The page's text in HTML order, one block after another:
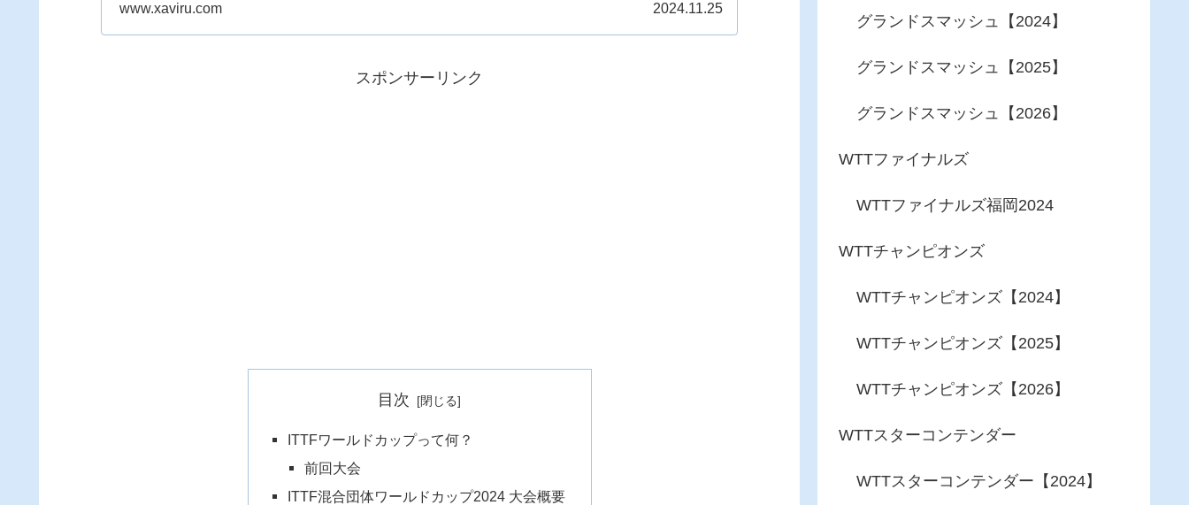
www.xaviru.com 2024.11.25
スポンサーリンク
目次
ITTFワールドカップって何？
前回大会
ITTF混合団体ワールドカップ2024 大会概要
グランドスマッシュ【2024】
グランドスマッシュ【2025】
グランドスマッシュ【2026】
WTTファイナルズ
WTTファイナルズ福岡2024
WTTチャンピオンズ
WTTチャンピオンズ【2024】
WTTチャンピオンズ【2025】
WTTチャンピオンズ【2026】
WTTスターコンテンダー
WTTスターコンテンダー【2024】